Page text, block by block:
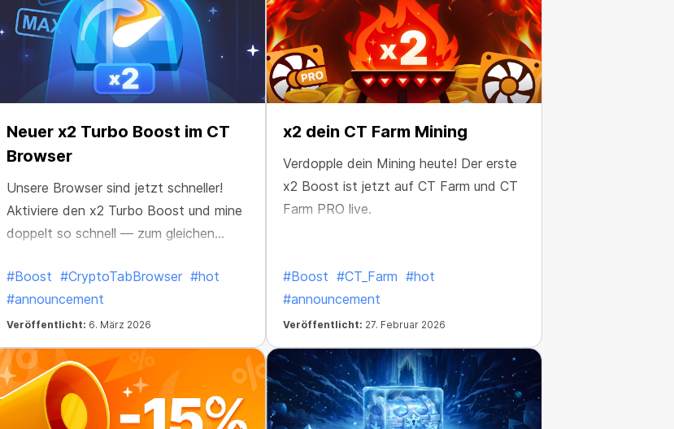
Neuer x2 Turbo Boost im CT
Browser
Unsere Browser sind jetzt schneller!
Aktiviere den x2 Turbo Boost und mine
doppelt so schnell — zum gleichen
#Boost #CryptoTabBrowser #hot
#announcement
Veröffentlicht: 6. März 2026
x2 dein CT Farm Mining
Verdopple dein Mining heute! Der erste
x2 Boost ist jetzt auf CT Farm und CT
Farm PRO live.
#Boost #CT_Farm #hot
#announcement
Veröffentlicht: 27. Februar 2026